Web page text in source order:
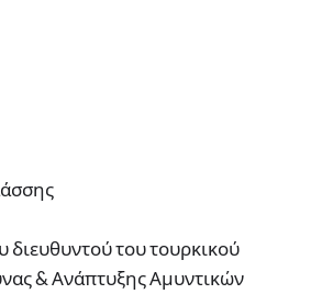
διευθυντού του τουρκικού
& Ανάπτυξης Αμυντικών